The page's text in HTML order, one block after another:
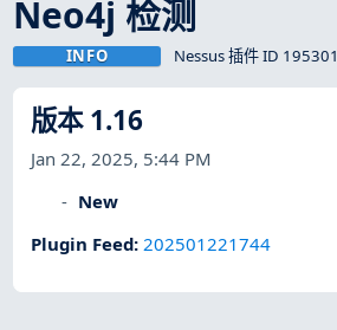
Neo4j 检测
INFO Nessus 插件 ID 195301
版本 1.16
Jan 22, 2025, 5:44 PM
New
Plugin Feed:202501221744